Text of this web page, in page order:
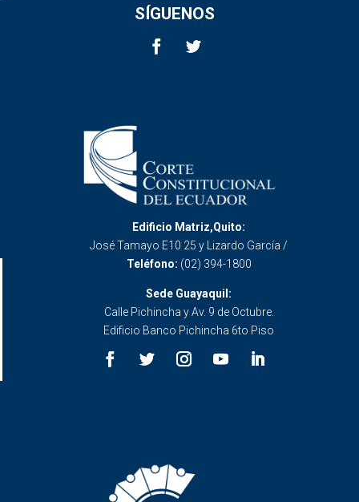
SÍGUENOS
Edificio Matriz,Quito:
José Tamayo E10 25 y Lizardo García /
Teléfono: (02) 394-1800
Sede Guayaquil:
Calle Pichincha y Av. 9 de Octubre.
Edificio Banco Pichincha 6to Piso